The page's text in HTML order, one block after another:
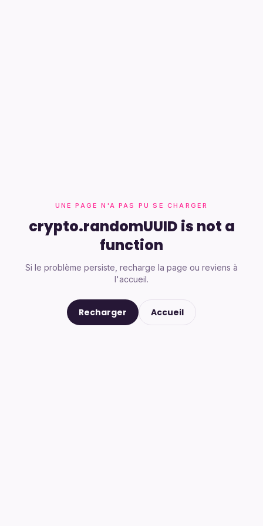
UNE PAGE N'A PAS PU SE CHARGER
crypto.randomUUID is not a
function
Si le problème persiste, recharge la page ou reviens à
l'accueil.
Recharger Accueil